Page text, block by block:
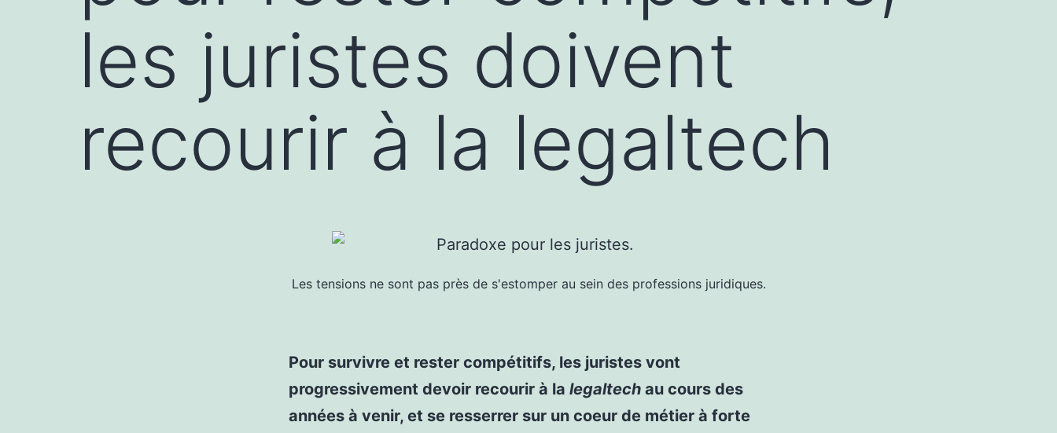
les juristes doivent
recourir à la legaltech
Les tensions ne sont pas près de s'estomper au sein des professions juridiques.
Pour survivre et rester compétitifs, les juristes vont
progressivement devoir recourir à la legaltech au cours des
années à venir, et se resserrer sur un coeur de métier à forte